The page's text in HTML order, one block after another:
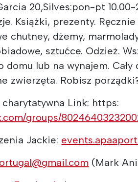
20,Silves:pon-pt 10.00-
Książki, prezenty.
chutney, dżemy,
sztućce. Odzież.
domu lub na wynajem.
zwierzęta. Robisz
charytatywna Link: https:
groups/
Jackie:
(Mark